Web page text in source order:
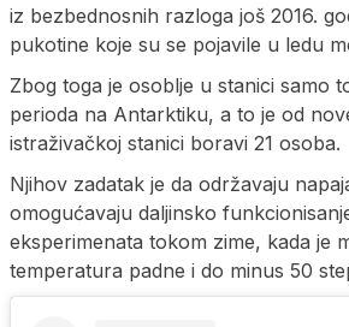
iz bezbednosnih razloga još 2016.
pukotine koje su se pojavile u ledu
Zbog toga je osoblje u stanici samo
perioda na Antarktiku, a to je od
istraživačkoj stanici boravi 21 osoba.
Njihov zadatak je da održavaju
omogućavaju daljinsko
eksperimenata tokom zime, kada je
temperatura padne i do minus 50